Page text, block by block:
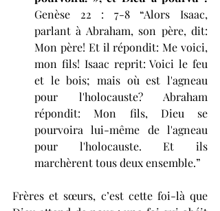
Genèse 22 : 7-8 “Alors Isaac,
parlant à Abraham, son père, dit:
Mon père! Et il répondit: Me voici,
mon fils! Isaac reprit: Voici le feu
et le bois; mais où est l'agneau
pour l'holocauste? Abraham
répondit: Mon fils, Dieu se
pourvoira lui-même de l'agneau
pour l'holocauste. Et ils
marchèrent tous deux ensemble.”
Frères et sœurs, c’est cette foi-là que